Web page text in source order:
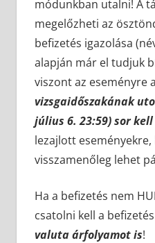
módunkban utalni! A
megelőzheti az
befizetés igazolása
alapján már el tudjuk
viszont az eseményre
vizsgaidőszakának
július 6. 23:59) sor
lezajlott
visszamenőleg lehet
Ha a befizetés nem
csatolni kell a
valuta árfolyamot is!